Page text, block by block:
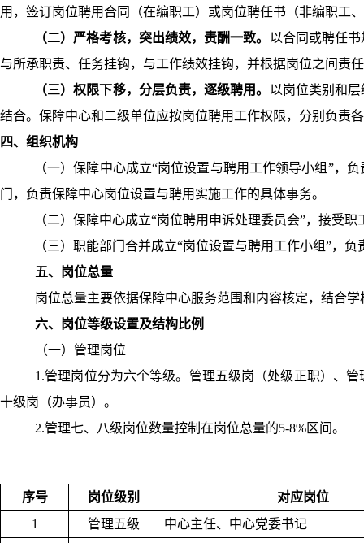
用，签订岗位聘用合同（在编职工）或岗位聘任书（非编职工
（二）严格考核，突出绩效，责酬一致。 以合同或聘任
与所承职责、任务挂钩，与工作绩效挂钩，并根据岗位之间责
（三）权限下移，分层负责，逐级聘用。 以岗位类别和
结合。保障中心和二级单位应按岗位聘用工作权限，分别负责
四、组织机构
（一）保障中心成立“岗位设置与聘用工作领导小组”，
门，负责保障中心岗位设置与聘用实施工作的具体事务。
（二）保障中心成立“岗位聘用申诉处理委员会”，接受
（三）职能部门合并成立“岗位设置与聘用工作小组”，
五、岗位总量
岗位总量主要依据保障中心服务范围和内容核定，结合
六、岗位等级设置及结构比例
（一）管理岗位
1.管理岗位分为六个等级。管理五级岗（处级正职）、
十级岗（办事员）。
2.管理七、八级岗位数量控制在岗位总量的5-8%区间。
序号 岗位级别
对应岗位
1
管理五级
中心主任、中心党委书记